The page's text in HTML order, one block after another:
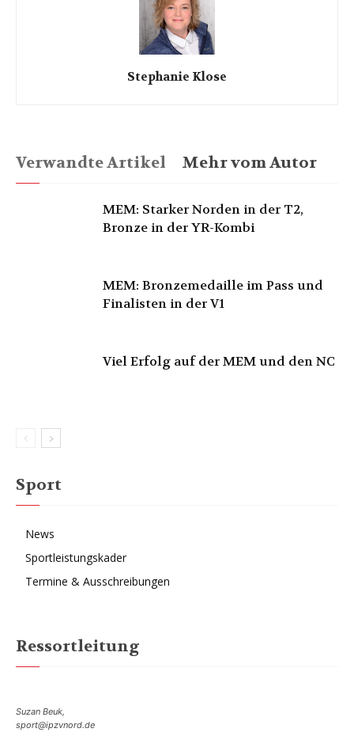
Stephanie Klose
Verwandte Artikel Mehr vom Autor
MEM: Starker Norden in der T2,
Bronze in der YR-Kombi
MEM: Bronzemedaille im Pass und
Finalisten in der V1
Viel Erfolg auf der MEM und den NC
Sport
News
Sportleistungskader
Termine & Ausschreibungen
Ressortleitung
Suzan Beuk,
sport@ipzvnord.de